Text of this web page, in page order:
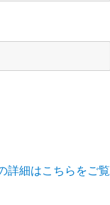
詳細はこちらをご覧